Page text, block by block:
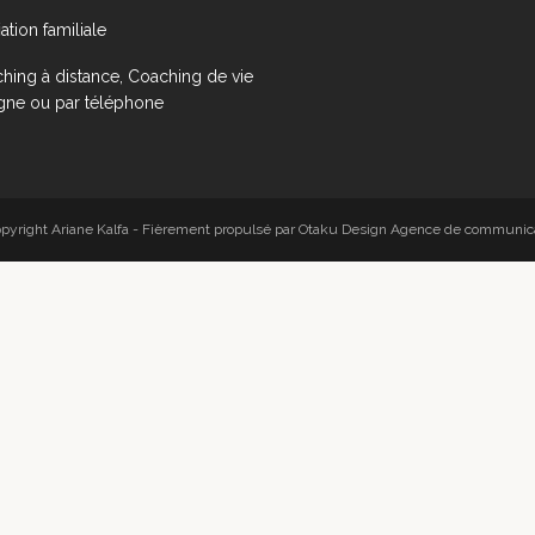
familiale
à distance, Coaching de vie
ou par téléphone
Ariane Kalfa - Fièrement propulsé par Otaku Design Agence de